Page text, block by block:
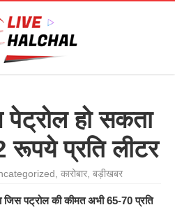
हो सकता
रूपये प्रति लीटर
,कारोबार ,बड़ीखबर
जिस पट्रोल की कीमत अभी 65-70 प्रति